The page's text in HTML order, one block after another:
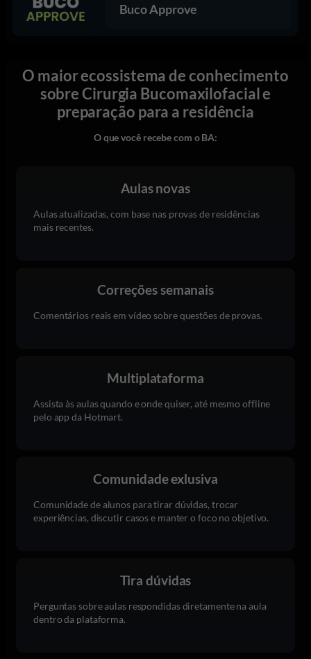
Buco Approve
O maior ecossistema de conhecimento
sobre Cirurgia Bucomaxilofacial e
preparação para a residência
O que você recebe com o BA:
Aulas novas
Aulas atualizadas, com base nas provas de residências
mais recentes.
Correções semanais
Comentários reais em vídeo sobre questões de provas.
Multiplataforma
Assista às aulas quando e onde quiser, até mesmo offline
pelo app da Hotmart.
Comunidade exlusiva
Comunidade de alunos para tirar dúvidas, trocar
experiências, discutir casos e manter o foco no objetivo.
Tira dúvidas
Perguntas sobre aulas respondidas diretamente na aula
dentro da plataforma.